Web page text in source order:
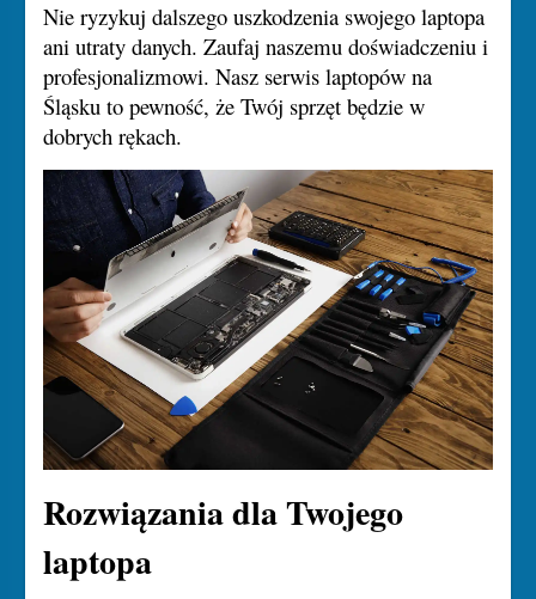
Nie ryzykuj dalszego uszkodzenia swojego laptopa
ani utraty danych. Zaufaj naszemu doświadczeniu i
profesjonalizmowi. Nasz serwis laptopów na
Śląsku to pewność, że Twój sprzęt będzie w
dobrych rękach.
Rozwiązania dla Twojego
laptopa